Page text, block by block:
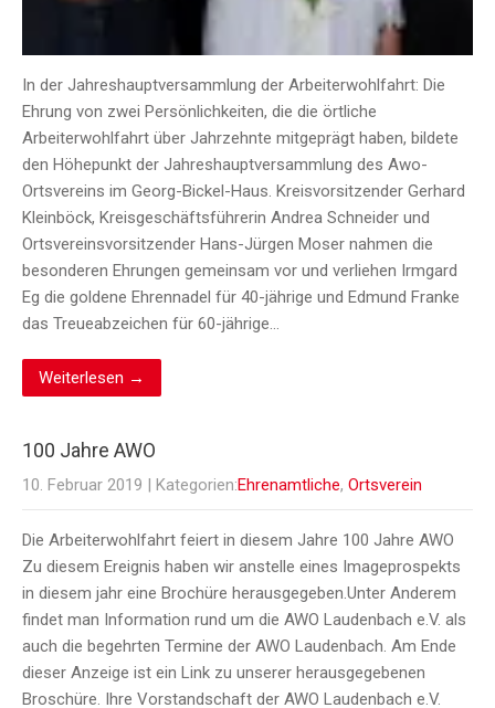
In der Jahreshauptversammlung der Arbeiterwohlfahrt: Die
Ehrung von zwei Persönlichkeiten, die die örtliche
Arbeiterwohlfahrt über Jahrzehnte mitgeprägt haben, bildete
den Höhepunkt der Jahreshauptversammlung des Awo-
Ortsvereins im Georg-Bickel-Haus. Kreisvorsitzender Gerhard
Kleinböck, Kreisgeschäftsführerin Andrea Schneider und
Ortsvereinsvorsitzender Hans-Jürgen Moser nahmen die
besonderen Ehrungen gemeinsam vor und verliehen Irmgard
Eg die goldene Ehrennadel für 40-jährige und Edmund Franke
das Treueabzeichen für 60-jährige…
Weiterlesen →
100 Jahre AWO
10. Februar 2019 | Kategorien:Ehrenamtliche, Ortsverein
Die Arbeiterwohlfahrt feiert in diesem Jahre 100 Jahre AWO
Zu diesem Ereignis haben wir anstelle eines Imageprospekts
in diesem jahr eine Brochüre herausgegeben.Unter Anderem
findet man Information rund um die AWO Laudenbach e.V. als
auch die begehrten Termine der AWO Laudenbach. Am Ende
dieser Anzeige ist ein Link zu unserer herausgegebenen
Broschüre. Ihre Vorstandschaft der AWO Laudenbach e.V.